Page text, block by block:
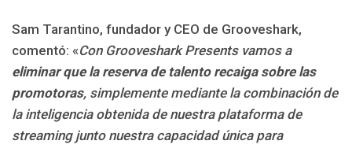
Sam Tarantino, fundador y CEO de Grooveshark,
comentó: «Con Grooveshark Presents vamos a
eliminar que la reserva de talento recaiga sobre las
promotoras, simplemente mediante la combinación de
la inteligencia obtenida de nuestra plataforma de
streaming junto nuestra capacidad única para